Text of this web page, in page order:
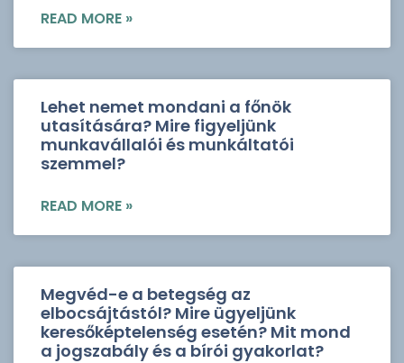
READ MORE »
Lehet nemet mondani a főnök
utasítására? Mire figyeljünk
munkavállalói és munkáltatói
szemmel?
READ MORE »
Megvéd-e a betegség az
elbocsájtástól? Mire ügyeljünk
keresőképtelenség esetén? Mit mond
a jogszabály és a bírói gyakorlat?